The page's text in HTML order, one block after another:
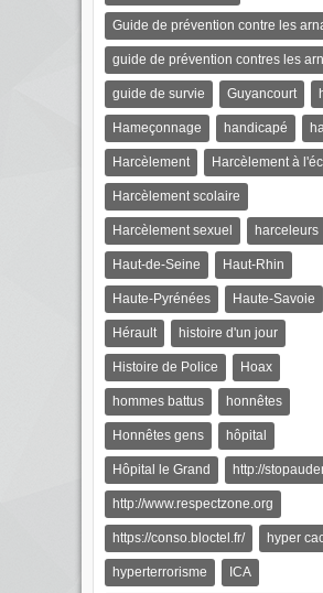
Guide de prévention contre les
guide de prévention contres les
guide de survie Guyancourt
Hameçonnage handicapé
Harcèlement Harcèlement à
Harcèlement scolaire
Harcèlement sexuel harceleurs
Haut-de-Seine Haut-Rhin
Haute-Pyrénées Haute-Savoie
Hérault histoire d'un jour
Histoire de Police Hoax
hommes battus honnêtes
Honnêtes gens hôpital
Hôpital le Grand http://
http://www.respectzone.org
https://conso.bloctel.fr/ hyper
hyperterrorisme ICA